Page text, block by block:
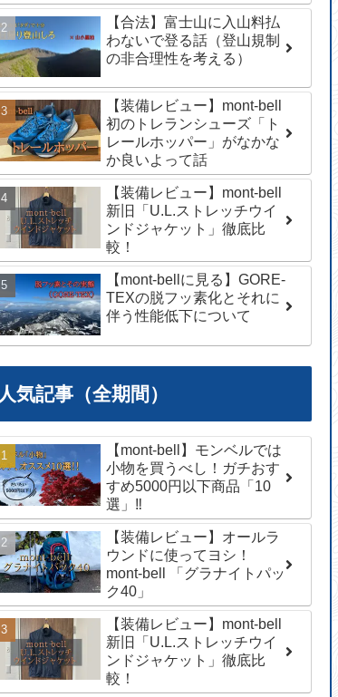
【合法】富士山に入山料払
わないで登る話（登山規制
の非合理性を考える）
【装備レビュー】mont-bell
初のトレランシューズ「ト
レールホッパー」がなかな
か良いよって話
【装備レビュー】mont-bell
新旧「U.L.ストレッチウイ
ンドジャケット」徹底比
較！
【mont-bellに見る】GORE-
TEXの脱フッ素化とそれに
伴う性能低下について
人気記事（全期間）
【mont-bell】モンベルでは
小物を買うべし！ガチおす
すめ5000円以下商品「10
選」‼︎
【装備レビュー】オールラ
ウンドに使ってヨシ！
mont-bell 「グラナイトパッ
ク40」
【装備レビュー】mont-bell
新旧「U.L.ストレッチウイ
ンドジャケット」徹底比
較！